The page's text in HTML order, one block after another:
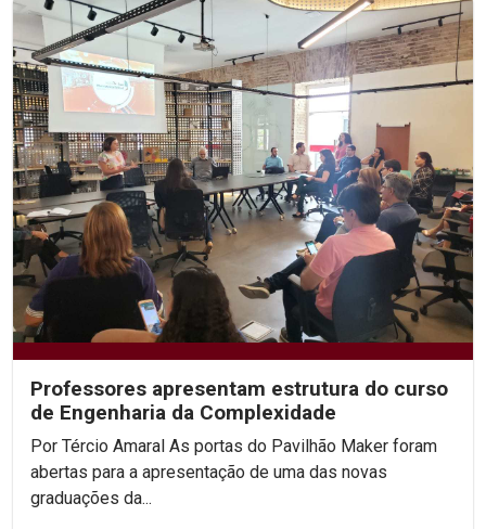
Professores apresentam estrutura do curso
de Engenharia da Complexidade
Por Tércio Amaral As portas do Pavilhão Maker foram
abertas para a apresentação de uma das novas
graduações da...